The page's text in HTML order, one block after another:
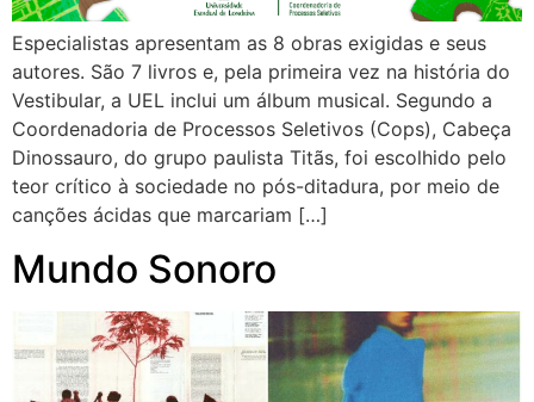
Especialistas apresentam as 8 obras exigidas e seus
autores. São 7 livros e, pela primeira vez na história do
Vestibular, a UEL inclui um álbum musical. Segundo a
Coordenadoria de Processos Seletivos (Cops), Cabeça
Dinossauro, do grupo paulista Titãs, foi escolhido pelo
teor crítico à sociedade no pós-ditadura, por meio de
canções ácidas que marcariam […]
Mundo Sonoro